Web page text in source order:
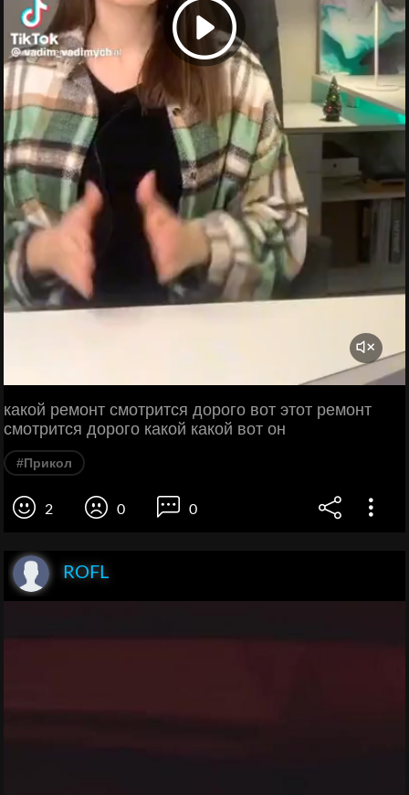
какой ремонт смотрится дорого вот этот ремонт
смотрится дорого какой какой вот он
#Прикол
2 0 0
ROFL